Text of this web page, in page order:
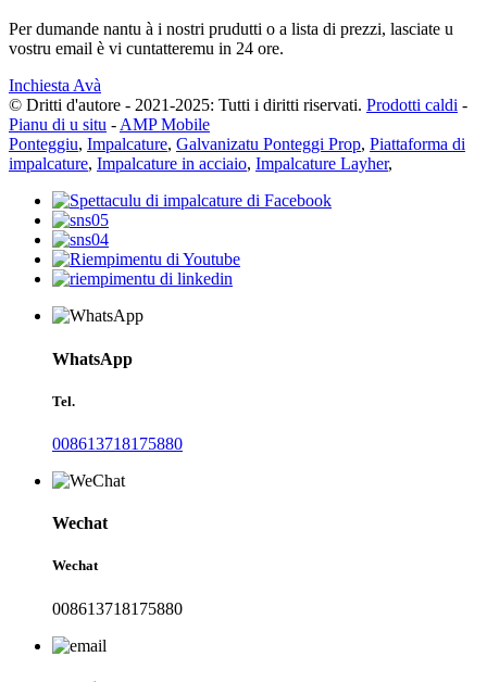
Per dumande nantu à i nostri prudutti o a lista di prezzi, lasciate u
vostru email è vi cuntatteremu in 24 ore.
Inchiesta Avà
© Dritti d'autore - 2021-2025: Tutti i diritti riservati. Prodotti caldi -
Pianu di u situ - AMP Mobile
Ponteggiu, Impalcature, Galvanizatu Ponteggi Prop, Piattaforma di
impalcature, Impalcature in acciaio, Impalcature Layher,
WhatsApp
Tel.
008613718175880
Wechat
Wechat
008613718175880